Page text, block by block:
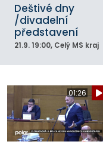
Deštivé dny
/divadelní
představení
21.9. 19:00, Celý MS kraj
01:26